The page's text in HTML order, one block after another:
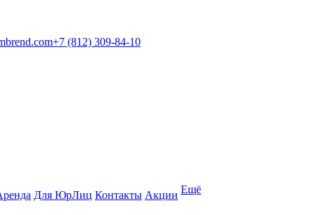
+7 (812) 309-84-10
Для ЮрЛиц Контакты Акции Ещё